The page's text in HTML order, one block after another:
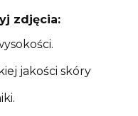
zdjęcia:
jakości skóry